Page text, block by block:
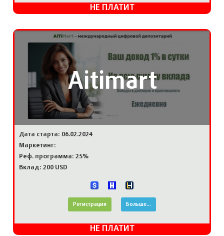
НЕ ПЛАТИТ
Aitimart
Дата старта: 06.02.2024
Маркетинг:
Реф. программа: 25%
Вклад: 200 USD
Регистрация Больше...
НЕ ПЛАТИТ